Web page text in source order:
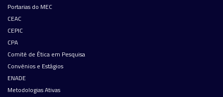
Portarias do MEC
CEAC
CEPIC
CPA
Comitê de Ética em Pesquisa
Convênios e Estágios
ENADE
Metodologias Ativas